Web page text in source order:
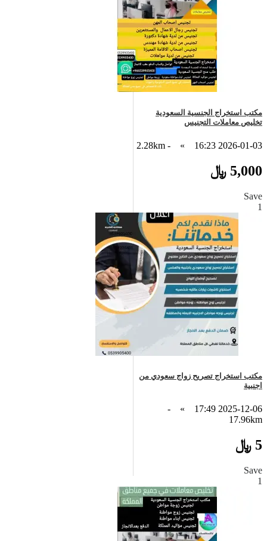
مكتب استخراج الجنسية السعودية
تخليص معاملات التجنيس
2026-01-03 16:23
»
- 2.28km
5,000 ﷼
Save
1
مكتب استخراج تصريح زواج سعودي من
اجنبية
2025-12-06 17:49
»
-
17.96km
5 ﷼
Save
1